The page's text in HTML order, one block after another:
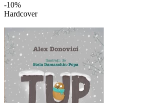
-10%
Hardcover